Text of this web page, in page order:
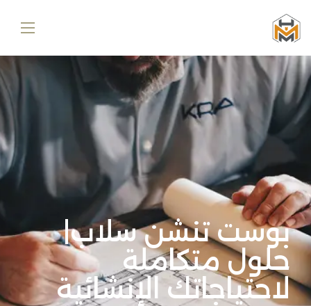
بوست تنشن سلاب|
حلول متكاملة
لاحتياجاتك الإنشائية